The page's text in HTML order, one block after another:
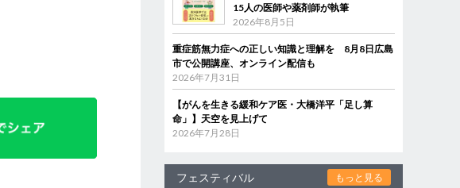
15人の医師や薬剤師が執筆
2026年8月5日
重症筋無力症への正しい知識と理解を 8月8日広島
市で公開講座、オンライン配信も
2026年7月31日
【がんを生きる緩和ケア医・大橋洋平「足し算
命」】天空を見上げて
2026年7月28日
フェスティバル もっと見る